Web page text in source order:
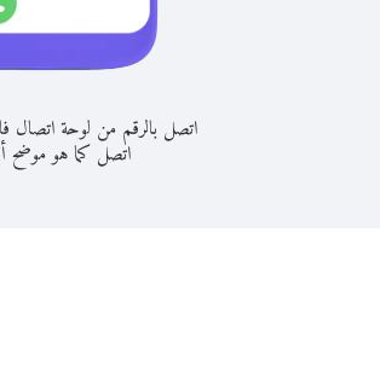
اتصل بالرقم من لوحة اتصال
اتصل كما هو موضح